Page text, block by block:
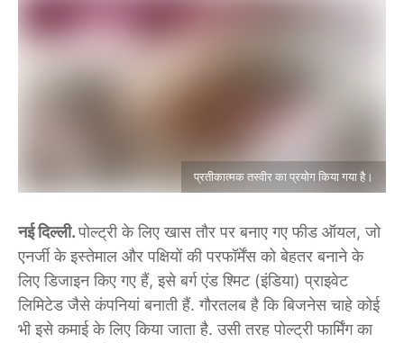
प्रतीकात्मक तस्वीर का प्रयोग किया गया है।
नई दिल्ली.पोल्ट्री के लिए खास तौर पर बनाए गए फीड ऑयल, जो
एनर्जी के इस्तेमाल और पक्षियों की परफॉर्मेंस को बेहतर बनाने के
लिए डिजाइन किए गए हैं, इसे बर्ग एंड श्मिट (इंडिया) प्राइवेट
लिमिटेड जैसे कंपनियां बनाती हैं. गौरतलब है कि बिजनेस चाहे कोई
भी इसे कमाई के लिए किया जाता है. उसी तरह पोल्ट्री फार्मिंग का